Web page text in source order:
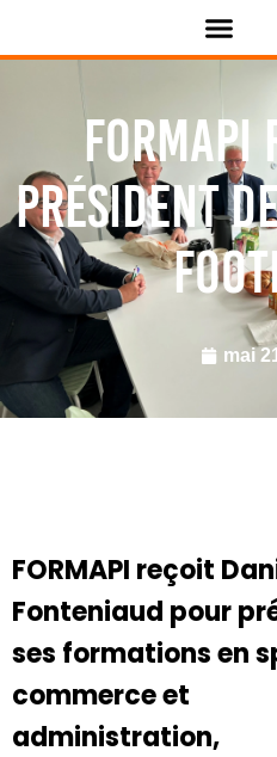
président
mai
FORMAPI reçoit
Fonteniaud pour
ses formations en
commerce et
administration,
Panneau de gestion des